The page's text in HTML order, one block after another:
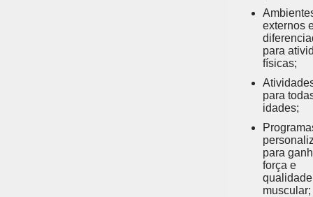
externos
para
físicas;
para
idades;
para
força e
qualidade
muscular;